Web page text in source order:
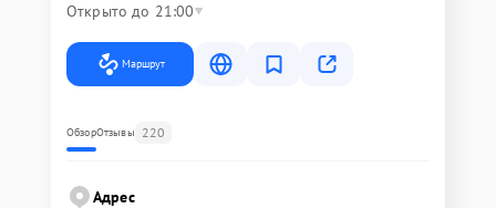
Открыто до 21:00
Маршрут
ОбзорОтзывы 220
Адрес